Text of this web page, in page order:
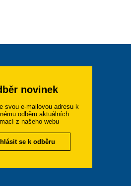
novinek
svou e-mailovou adresu k
odběru aktuálních
z našeho webu
se k odběru